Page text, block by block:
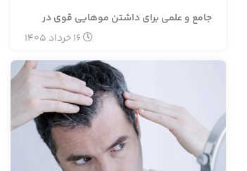
جامع و علمی برای داشتن موهایی قوی در
16خرداد 1405